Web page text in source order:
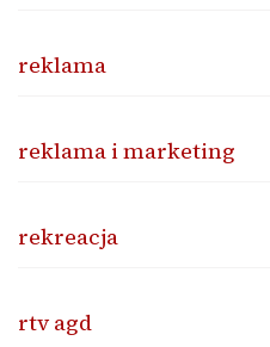
reklama
reklama i marketing
rekreacja
rtv agd